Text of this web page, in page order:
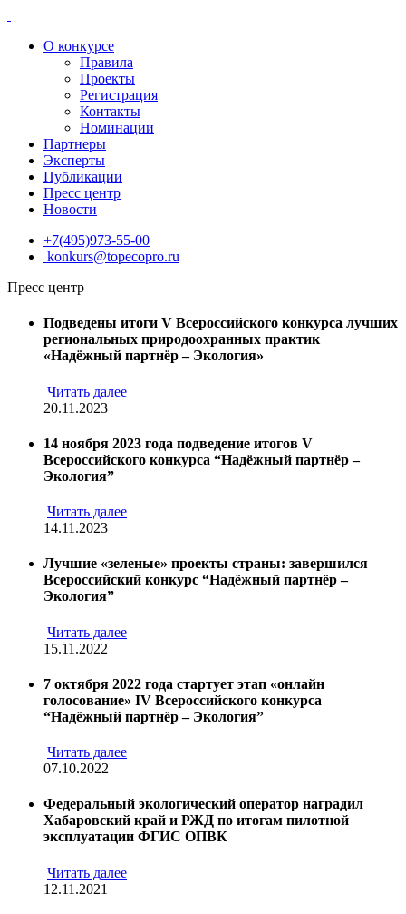
О конкурсе
Правила
Проекты
Регистрация
Контакты
Номинации
Партнеры
Эксперты
Публикации
Пресс центр
Новости
+7(495)973-55-00
konkurs@topecopro.ru
Пресс центр
Подведены итоги V Всероссийского конкурса лучших
региональных природоохранных практик
«Надёжный партнёр – Экология»
Читать далее
20.11.2023
14 ноября 2023 года подведение итогов V
Всероссийского конкурса “Надёжный партнёр –
Экология”
Читать далее
14.11.2023
Лучшие «зеленые» проекты страны: завершился
Всероссийский конкурс “Надёжный партнёр –
Экология”
Читать далее
15.11.2022
7 октября 2022 года стартует этап «онлайн
голосование» IV Всероссийского конкурса
“Надёжный партнёр – Экология”
Читать далее
07.10.2022
Федеральный экологический оператор наградил
Хабаровский край и РЖД по итогам пилотной
эксплуатации ФГИС ОПВК
Читать далее
12.11.2021